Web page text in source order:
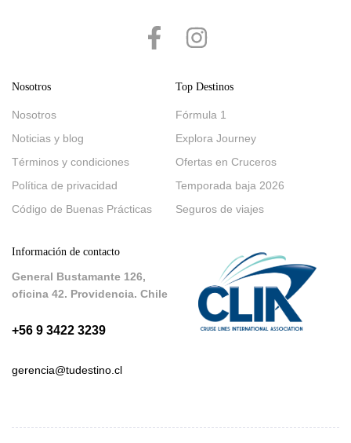
Nosotros
Nosotros
Noticias y blog
Términos y condiciones
Política de privacidad
Código de Buenas Prácticas
Top Destinos
Fórmula 1
Explora Journey
Ofertas en Cruceros
Temporada baja 2026
Seguros de viajes
Información de contacto
General Bustamante 126,
oficina 42. Providencia. Chile
+56 9 3422 3239
gerencia@tudestino.cl